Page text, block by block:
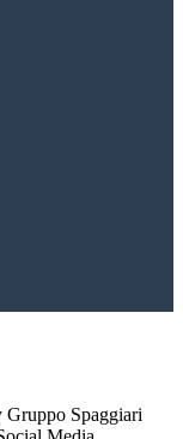
Gruppo Spaggiari